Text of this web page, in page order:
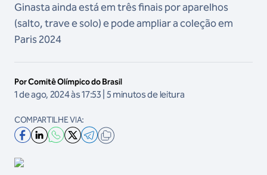
Ginasta ainda está em três finais por aparelhos
(salto, trave e solo) e pode ampliar a coleção em
Paris 2024
Por Comitê Olímpico do Brasil
1 de ago, 2024 às 17:53 | 5 minutos de leitura
COMPARTILHE VIA: